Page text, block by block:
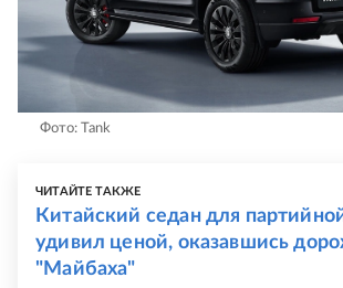
Фото: Tank
ЧИТАЙТЕ ТАКЖЕ
Китайский седан для
удивил ценой, оказавшись
"Майбаха"